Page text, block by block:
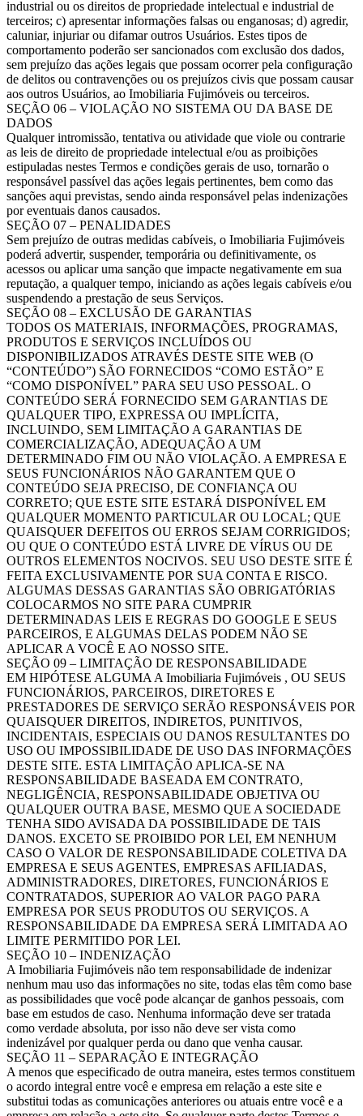
industrial ou os direitos de propriedade intelectual e industrial de
terceiros; c) apresentar informações falsas ou enganosas; d) agredir,
caluniar, injuriar ou difamar outros Usuários. Estes tipos de
comportamento poderão ser sancionados com exclusão dos dados,
sem prejuízo das ações legais que possam ocorrer pela configuração
de delitos ou contravenções ou os prejuízos civis que possam causar
aos outros Usuários, ao Imobiliaria Fujimóveis ou terceiros.
SEÇÃO 06 – VIOLAÇÃO NO SISTEMA OU DA BASE DE
DADOS
Qualquer intromissão, tentativa ou atividade que viole ou contrarie
as leis de direito de propriedade intelectual e/ou as proibições
estipuladas nestes Termos e condições gerais de uso, tornarão o
responsável passível das ações legais pertinentes, bem como das
sanções aqui previstas, sendo ainda responsável pelas indenizações
por eventuais danos causados.
SEÇÃO 07 – PENALIDADES
Sem prejuízo de outras medidas cabíveis, o Imobiliaria Fujimóveis
poderá advertir, suspender, temporária ou definitivamente, os
acessos ou aplicar uma sanção que impacte negativamente em sua
reputação, a qualquer tempo, iniciando as ações legais cabíveis e/ou
suspendendo a prestação de seus Serviços.
SEÇÃO 08 – EXCLUSÃO DE GARANTIAS
TODOS OS MATERIAIS, INFORMAÇÕES, PROGRAMAS,
PRODUTOS E SERVIÇOS INCLUÍDOS OU
DISPONIBILIZADOS ATRAVÉS DESTE SITE WEB (O
“CONTEÚDO”) SÃO FORNECIDOS “COMO ESTÃO” E
“COMO DISPONÍVEL” PARA SEU USO PESSOAL. O
CONTEÚDO SERÁ FORNECIDO SEM GARANTIAS DE
QUALQUER TIPO, EXPRESSA OU IMPLÍCITA,
INCLUINDO, SEM LIMITAÇÃO A GARANTIAS DE
COMERCIALIZAÇÃO, ADEQUAÇÃO A UM
DETERMINADO FIM OU NÃO VIOLAÇÃO. A EMPRESA E
SEUS FUNCIONÁRIOS NÃO GARANTEM QUE O
CONTEÚDO SEJA PRECISO, DE CONFIANÇA OU
CORRETO; QUE ESTE SITE ESTARÁ DISPONÍVEL EM
QUALQUER MOMENTO PARTICULAR OU LOCAL; QUE
QUAISQUER DEFEITOS OU ERROS SEJAM CORRIGIDOS;
OU QUE O CONTEÚDO ESTÁ LIVRE DE VÍRUS OU DE
OUTROS ELEMENTOS NOCIVOS. SEU USO DESTE SITE É
FEITA EXCLUSIVAMENTE POR SUA CONTA E RISCO.
ALGUMAS DESSAS GARANTIAS SÃO OBRIGATÓRIAS
COLOCARMOS NO SITE PARA CUMPRIR
DETERMINADAS LEIS E REGRAS DO GOOGLE E SEUS
PARCEIROS, E ALGUMAS DELAS PODEM NÃO SE
APLICAR A VOCÊ E AO NOSSO SITE.
SEÇÃO 09 – LIMITAÇÃO DE RESPONSABILIDADE
EM HIPÓTESE ALGUMA A Imobiliaria Fujimóveis , OU SEUS
FUNCIONÁRIOS, PARCEIROS, DIRETORES E
PRESTADORES DE SERVIÇO SERÃO RESPONSÁVEIS POR
QUAISQUER DIREITOS, INDIRETOS, PUNITIVOS,
INCIDENTAIS, ESPECIAIS OU DANOS RESULTANTES DO
USO OU IMPOSSIBILIDADE DE USO DAS INFORMAÇÕES
DESTE SITE. ESTA LIMITAÇÃO APLICA-SE NA
RESPONSABILIDADE BASEADA EM CONTRATO,
NEGLIGÊNCIA, RESPONSABILIDADE OBJETIVA OU
QUALQUER OUTRA BASE, MESMO QUE A SOCIEDADE
TENHA SIDO AVISADA DA POSSIBILIDADE DE TAIS
DANOS. EXCETO SE PROIBIDO POR LEI, EM NENHUM
CASO O VALOR DE RESPONSABILIDADE COLETIVA DA
EMPRESA E SEUS AGENTES, EMPRESAS AFILIADAS,
ADMINISTRADORES, DIRETORES, FUNCIONÁRIOS E
CONTRATADOS, SUPERIOR AO VALOR PAGO PARA
EMPRESA POR SEUS PRODUTOS OU SERVIÇOS. A
RESPONSABILIDADE DA EMPRESA SERÁ LIMITADA AO
LIMITE PERMITIDO POR LEI.
SEÇÃO 10 – INDENIZAÇÃO
A Imobiliaria Fujimóveis não tem responsabilidade de indenizar
nenhum mau uso das informações no site, todas elas têm como base
as possibilidades que você pode alcançar de ganhos pessoais, com
base em estudos de caso. Nenhuma informação deve ser tratada
como verdade absoluta, por isso não deve ser vista como
indenizável por qualquer perda ou dano que venha causar.
SEÇÃO 11 – SEPARAÇÃO E INTEGRAÇÃO
A menos que especificado de outra maneira, estes termos constituem
o acordo integral entre você e empresa em relação a este site e
substitui todas as comunicações anteriores ou atuais entre você e a